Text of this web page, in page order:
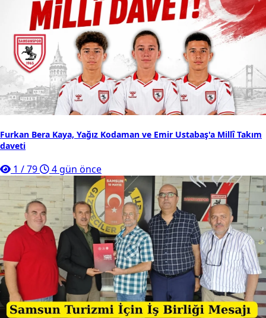
Furkan Bera Kaya, Yağız Kodaman ve Emir Ustabaş'a Millî Takım
daveti
1 /79 4 gün önce